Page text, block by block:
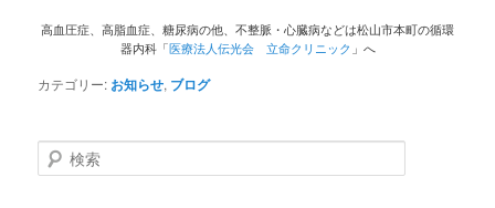
高血圧症、高脂血症、糖尿病の他、不整脈・心臓病などは松山市本町の循環
器内科「医療法人伝光会 立命クリニック 」へ
カテゴリー: お知らせ, ブログ
検索